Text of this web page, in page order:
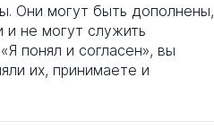
аграрный университет
Они могут быть дополнены,
не могут служить
понял и согласен», вы
их, принимаете и